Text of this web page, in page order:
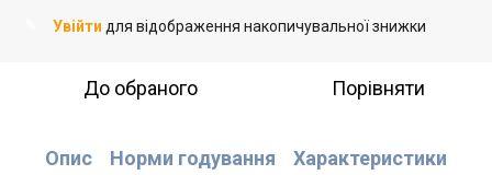
Увійти для відображення накопичувальної знижки
До обраного Порівняти
Опис Норми годування Характеристики